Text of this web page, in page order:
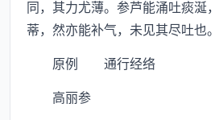
同，其力尤薄。参芦能涌吐痰涎
蒂，然亦能补气，未见其尽吐也。
原例 通行经络
高丽参